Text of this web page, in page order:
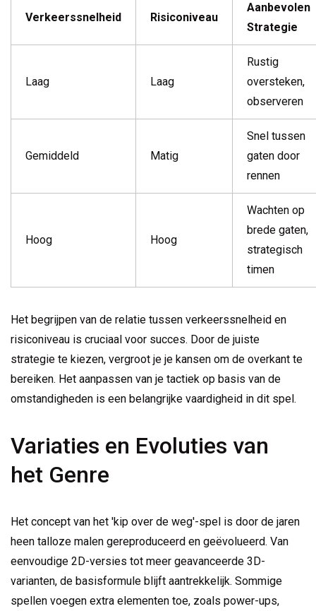
Verkeerssnelheid Risiconiveau
Aanbevolen
Strategie
Laag Laag
Rustig
oversteken,
observeren
Gemiddeld Matig
Snel tussen
gaten door
rennen
Hoog Hoog
Wachten op
brede gaten,
strategisch
timen
Het begrijpen van de relatie tussen verkeerssnelheid en
risiconiveau is cruciaal voor succes. Door de juiste
strategie te kiezen, vergroot je je kansen om de overkant te
bereiken. Het aanpassen van je tactiek op basis van de
omstandigheden is een belangrijke vaardigheid in dit spel.
Variaties en Evoluties van
het Genre
Het concept van het 'kip over de weg'-spel is door de jaren
heen talloze malen gereproduceerd en geëvolueerd. Van
eenvoudige 2D-versies tot meer geavanceerde 3D-
varianten, de basisformule blijft aantrekkelijk. Sommige
spellen voegen extra elementen toe, zoals power-ups,